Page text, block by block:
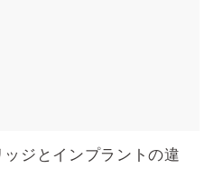
ジとインプラントの違